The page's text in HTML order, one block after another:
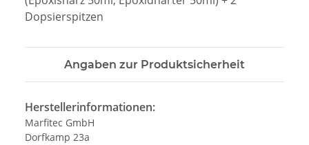
Dopsierspitzen
Angaben zur Produktsicherheit
Herstellerinformationen:
Marfitec GmbH
Dorfkamp 23a